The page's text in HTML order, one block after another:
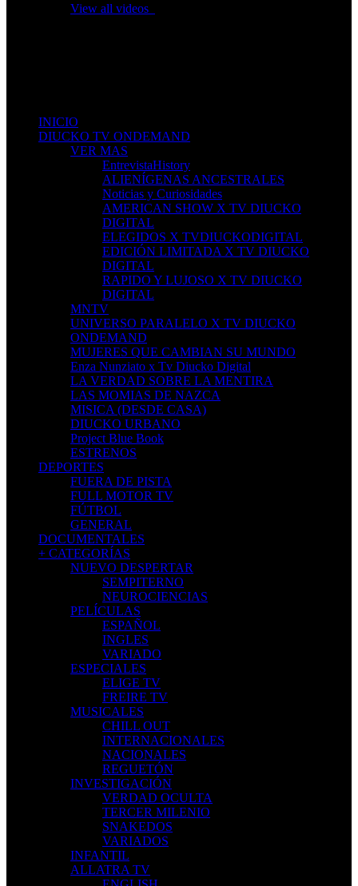
View all videos
INICIO
DIUCKO TV ONDEMAND
VER MAS
EntrevistaHistory
ALIENÍGENAS ANCESTRALES
Noticias y Curiosidades
AMERICAN SHOW X TV DIUCKO
DIGITAL
ELEGIDOS X TVDIUCKODIGITAL
EDICIÓN LIMITADA X TV DIUCKO
DIGITAL
RAPIDO Y LUJOSO X TV DIUCKO
DIGITAL
MNTV
UNIVERSO PARALELO X TV DIUCKO
ONDEMAND
MUJERES QUE CAMBIAN SU MUNDO
Enza Nunziato x Tv Diucko Digital
LA VERDAD SOBRE LA MENTIRA
LAS MOMIAS DE NAZCA
MISICA (DESDE CASA)
DIUCKO URBANO
Project Blue Book
ESTRENOS
DEPORTES
FUERA DE PISTA
FULL MOTOR TV
FÚTBOL
GENERAL
DOCUMENTALES
+ CATEGORÍAS
NUEVO DESPERTAR
SEMPITERNO
NEUROCIENCIAS
PELÍCULAS
ESPAÑOL
INGLES
VARIADO
ESPECIALES
ELIGE TV
FREIRE TV
MUSICALES
CHILL OUT
INTERNACIONALES
NACIONALES
REGUETÓN
INVESTIGACIÓN
VERDAD OCULTA
TERCER MILENIO
SNAKEDOS
VARIADOS
INFANTIL
ALLATRA TV